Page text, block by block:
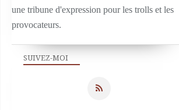
SUIVEZ-MOI
une tribune d'expression pour les trolls et les
provocateurs.